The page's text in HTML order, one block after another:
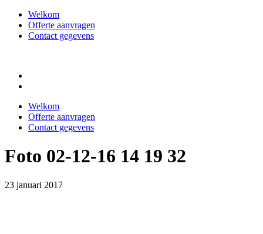
Welkom
Offerte aanvragen
Contact gegevens
Welkom
Offerte aanvragen
Contact gegevens
Foto 02-12-16 14 19 32
23 januari 2017